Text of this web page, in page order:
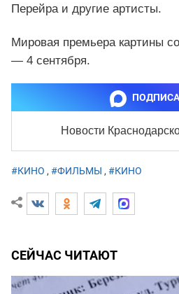
Перейра и другие артисты.
Мировая премьера картины
— 4 сентября.
Новости
#КИНО , #ФИЛЬМЫ , #КИНО
СЕЙЧАС ЧИТАЮТ